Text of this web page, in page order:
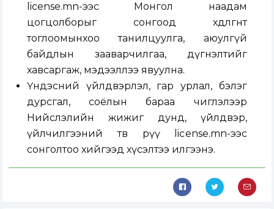
license.mn-ээс Монгол наадам
цогцолборыг сонгоод хөдөлгөөнт
тоглоомынхоо танилцуулга, аюулгүй
байдлын зааварчилгаа, дүгнэлтийг
хавсаргаж, мэдээллээ явуулна.
Үндэсний үйлдвэрлэл, гар урлал, бэлэг
дурсгал, соёлын бараа чиглэлээр
Нийслэлийн жижиг дунд, үйлдвэр,
үйлчилгээний төв рүү license.mn-ээс
сонголтоо хийгээд хүсэлтээ илгээнэ.